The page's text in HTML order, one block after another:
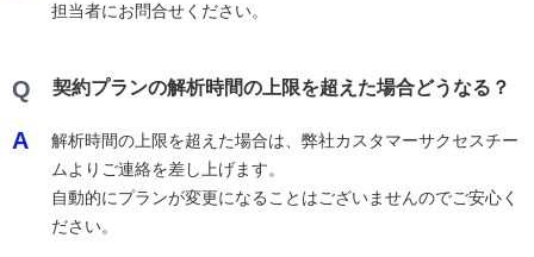
担当者にお問合せください。
Q 契約プランの解析時間の上限を超えた場合どうなる？
A
解析時間の上限を超えた場合は、弊社カスタマーサクセスチー
ムよりご連絡を差し上げます。
自動的にプランが変更になることはございませんのでご安心く
ださい。